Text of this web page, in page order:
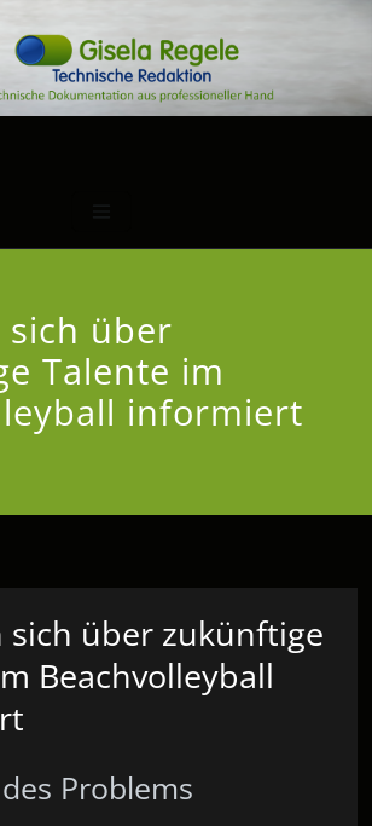
sich über
Talente im
informiert
sich über zukünftige
Beachvolleyball
Problems